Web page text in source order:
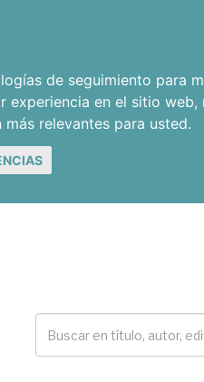
de seguimiento para
experiencia en el sitio web,
relevantes para usted.